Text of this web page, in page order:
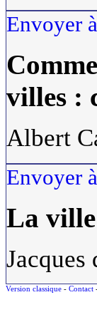
Envoyer
villes :
Albert
Envoyer
La ville
Jacques
Version classique - Contact